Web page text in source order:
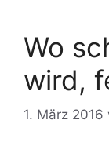
Wo
wird,
1. März 2016